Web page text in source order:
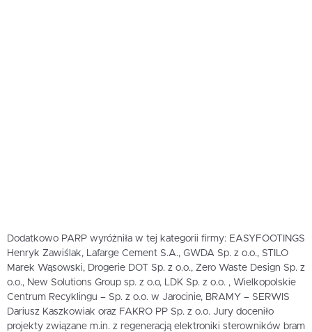
Dodatkowo PARP wyróżniła w tej kategorii firmy: EASYFOOTINGS
Henryk Zawiślak, Lafarge Cement S.A., GWDA Sp. z o.o., STILO
Marek Wąsowski, Drogerie DOT Sp. z o.o., Zero Waste Design Sp. z
o.o., New Solutions Group sp. z o.o, LDK Sp. z o.o. , Wielkopolskie
Centrum Recyklingu – Sp. z o.o. w Jarocinie, BRAMY – SERWIS
Dariusz Kaszkowiak oraz FAKRO PP Sp. z o.o. Jury doceniło
projekty związane m.in. z regeneracją elektroniki sterowników bram